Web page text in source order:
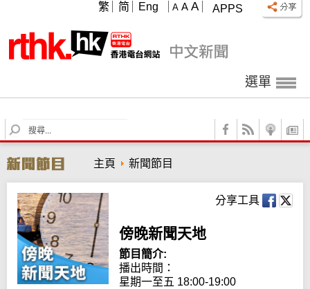
APPS
A A A
繁 简 Eng
選單
S
e
r
c
h
主頁 新聞節目
分享工具
傍晚新聞天地
節目簡介:
播出時間：
星期一至五 18:00-19:00